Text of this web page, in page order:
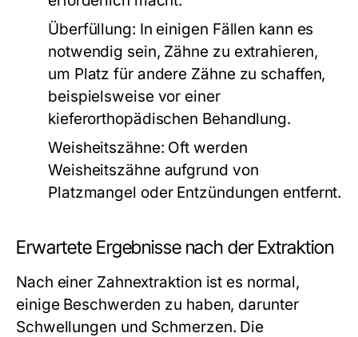
Überfüllung: In einigen Fällen kann es
notwendig sein, Zähne zu extrahieren,
um Platz für andere Zähne zu schaffen,
beispielsweise vor einer
kieferorthopädischen Behandlung.
Weisheitszähne: Oft werden
Weisheitszähne aufgrund von
Platzmangel oder Entzündungen entfernt.
Erwartete Ergebnisse nach der Extraktion
Nach einer Zahnextraktion ist es normal,
einige Beschwerden zu haben, darunter
Schwellungen und Schmerzen. Die